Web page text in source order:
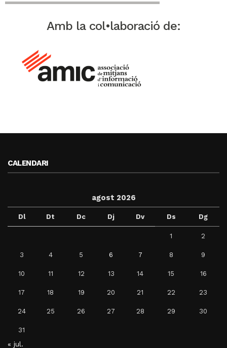
Amb la col•laboració de:
CALENDARI
agost 2026
Dl Dt Dc Dj Dv Ds Dg
1 2
3 4 5 6 7 8 9
10 11 12 13 14 15 16
17 18 19 20 21 22 23
24 25 26 27 28 29 30
31
« jul.